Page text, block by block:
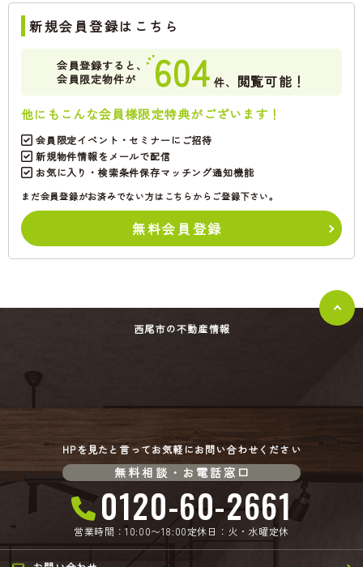
新規会員登録はこちら
会員登録すると、
会員限定物件が
604 件、 閲覧可能！
他にもこんな会員様限定特典がございます！
会員限定イベント・セミナーにご招待
新規物件情報をメールで配信
お気に入り・検索条件保存マッチング通知機能
まだ会員登録がお済みでない方はこちらからご登録下さい。
無料会員登録
西尾市の不動産情報
HPを見たと言ってお気軽にお問い合わせください
無料相談・お電話窓口
0120-60-2661
営業時間：10:00〜18:00定休日：火・水曜定休